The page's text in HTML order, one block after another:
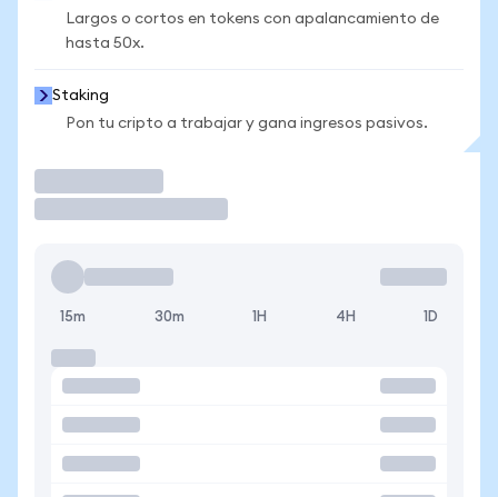
Largos o cortos en tokens con apalancamiento de
hasta 50x.
Staking
Pon tu cripto a trabajar y gana ingresos pasivos.
15m 30m 1H 4H 1D